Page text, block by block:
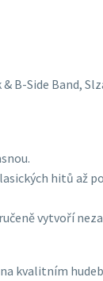
Side Band,
hitů až
vytvoří
kvalitním